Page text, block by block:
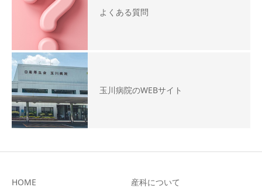
よくある質問
玉川病院のWEBサイト
HOME 産科について